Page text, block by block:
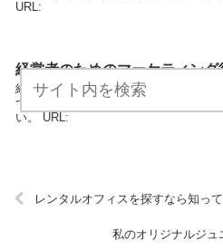
URL:
経営者のためのマーケティング
経営者のためのマーケティング術は経
ついてわかりやすく説明しているサイ
い。 URL:
レンタルオフィスを探すなら知っ
私のオリジナルジュ